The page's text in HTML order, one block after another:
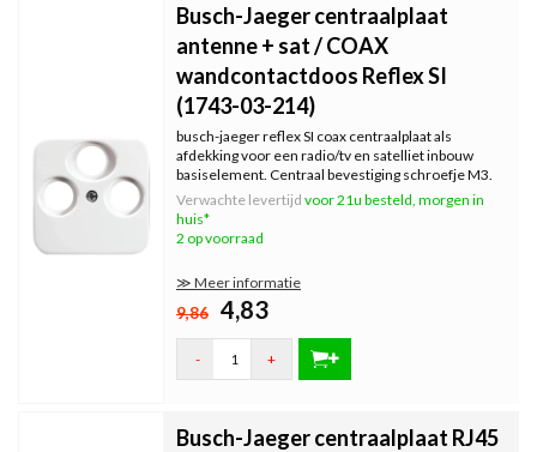
Busch-Jaeger centraalplaat
antenne + sat / COAX
wandcontactdoos Reflex SI
(1743-03-214)
busch-jaeger reflex SI coax centraalplaat als
afdekking voor een radio/tv en satelliet inbouw
basiselement. Centraal bevestiging schroefje M3.
Verwachte levertijd voor 21u besteld, morgen in
huis*
2 op voorraad
≫ Meer informatie
9,86 4,83
- +
Busch-Jaeger centraalplaat RJ45